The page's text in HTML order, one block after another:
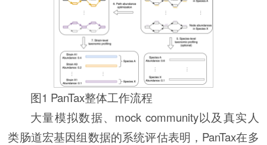
图1 PanTax整体工作流程
大量模拟数据、mock community以及真实人
类肠道宏基因组数据的系统评估表明，PanTax在多